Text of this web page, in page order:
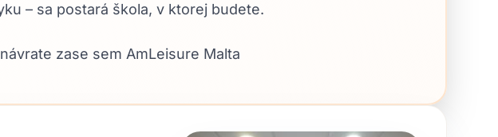
– sa postará škola, v ktorej budete.
zase sem AmLeisure Malta